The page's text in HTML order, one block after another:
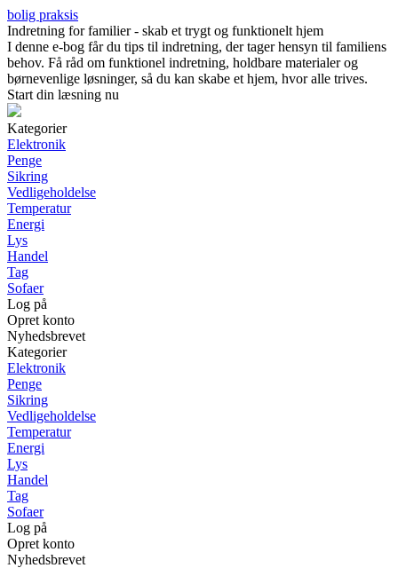
bolig praksis
Indretning for familier - skab et trygt og funktionelt hjem
I denne e-bog får du tips til indretning, der tager hensyn til familiens
behov. Få råd om funktionel indretning, holdbare materialer og
børnevenlige løsninger, så du kan skabe et hjem, hvor alle trives.
Start din læsning nu
Kategorier
Elektronik
Penge
Sikring
Vedligeholdelse
Temperatur
Energi
Lys
Handel
Tag
Sofaer
Log på
Opret konto
Nyhedsbrevet
Kategorier
Elektronik
Penge
Sikring
Vedligeholdelse
Temperatur
Energi
Lys
Handel
Tag
Sofaer
Log på
Opret konto
Nyhedsbrevet